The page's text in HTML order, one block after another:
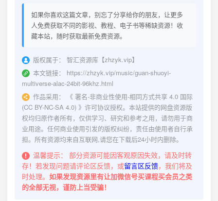
如果你喜欢这篇文章，别忘了分享给你的朋友，让更多
人免费获取不同的影视、教程、电子书等稀缺资源！收
藏本站，随时获取最新免费资源。
版权属于：
智汇资源库【zhzyk.vip】
本文链接：
https://zhzyk.vip/music/guan-shuoyi-
multiverse-alac-24bit-96khz.html
作品采用：
《 署名-非商业性使用-相同方式共享 4.0 国际
(CC BY-NC-SA 4.0) 》许可协议授权。本站提供的网盘资源版
权均归原作者所有，仅供学习、研究和参考之用，请勿用于商
业用途。任何商业使用引发的版权纠纷，责任由使用者自行承
担。所有资源均来自互联网,请您在下载后24小时内删除。
温馨提示：
部分资源可能因客观原因失效，请及时转
存！若发现问题请评论区反馈，或留言区反馈，我们将及
时处理。 如果发现资源里有让加微信号买课程买会员之类
的全部无视，谨防上当受骗！